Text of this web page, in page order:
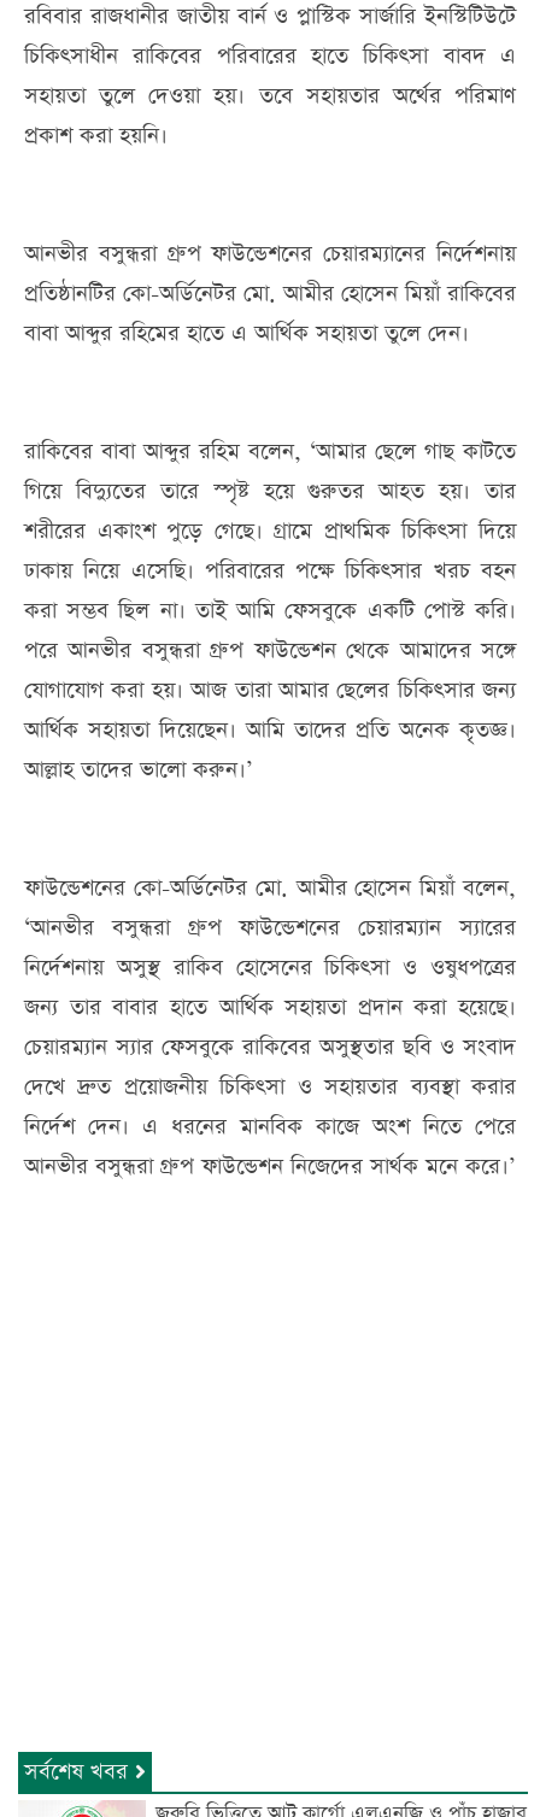
রবিবার রাজধানীর জাতীয় বার্ন ও প্লাস্টিক সার্জারি ইনস্টিটিউটে
চিকিৎসাধীন রাকিবের পরিবারের হাতে চিকিৎসা বাবদ এ
সহায়তা তুলে দেওয়া হয়। তবে সহায়তার অর্থের পরিমাণ
প্রকাশ করা হয়নি।
আনভীর বসুন্ধরা গ্রুপ ফাউন্ডেশনের চেয়ারম্যানের নির্দেশনায়
প্রতিষ্ঠানটির কো-অর্ডিনেটর মো. আমীর হোসেন মিয়াঁ রাকিবের
বাবা আব্দুর রহিমের হাতে এ আর্থিক সহায়তা তুলে দেন।
রাকিবের বাবা আব্দুর রহিম বলেন, ‘আমার ছেলে গাছ কাটতে
গিয়ে বিদ্যুতের তারে স্পৃষ্ট হয়ে গুরুতর আহত হয়। তার
শরীরের একাংশ পুড়ে গেছে। গ্রামে প্রাথমিক চিকিৎসা দিয়ে
ঢাকায় নিয়ে এসেছি। পরিবারের পক্ষে চিকিৎসার খরচ বহন
করা সম্ভব ছিল না। তাই আমি ফেসবুকে একটি পোস্ট করি।
পরে আনভীর বসুন্ধরা গ্রুপ ফাউন্ডেশন থেকে আমাদের সঙ্গে
যোগাযোগ করা হয়। আজ তারা আমার ছেলের চিকিৎসার জন্য
আর্থিক সহায়তা দিয়েছেন। আমি তাদের প্রতি অনেক কৃতজ্ঞ।
আল্লাহ তাদের ভালো করুন।’
ফাউন্ডেশনের কো-অর্ডিনেটর মো. আমীর হোসেন মিয়াঁ বলেন,
‘আনভীর বসুন্ধরা গ্রুপ ফাউন্ডেশনের চেয়ারম্যান স্যারের
নির্দেশনায় অসুস্থ রাকিব হোসেনের চিকিৎসা ও ওষুধপত্রের
জন্য তার বাবার হাতে আর্থিক সহায়তা প্রদান করা হয়েছে।
চেয়ারম্যান স্যার ফেসবুকে রাকিবের অসুস্থতার ছবি ও সংবাদ
দেখে দ্রুত প্রয়োজনীয় চিকিৎসা ও সহায়তার ব্যবস্থা করার
নির্দেশ দেন। এ ধরনের মানবিক কাজে অংশ নিতে পেরে
আনভীর বসুন্ধরা গ্রুপ ফাউন্ডেশন নিজেদের সার্থক মনে করে।’
সর্বশেষ খবর